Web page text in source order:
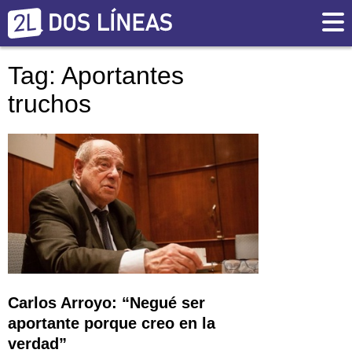
Tag: Aportantes
truchos
Carlos Arroyo: “Negué ser
aportante porque creo en la
verdad”